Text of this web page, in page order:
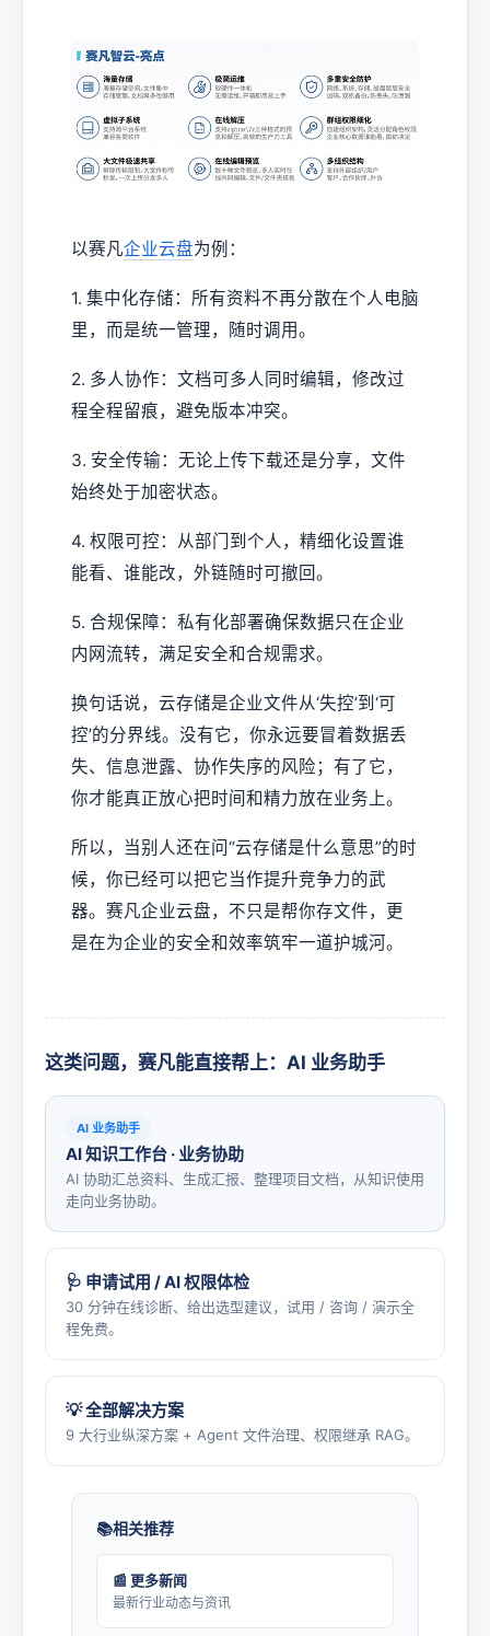
以赛凡企业云盘为例：
1. 集中化存储：所有资料不再分散在个人电脑
里，而是统一管理，随时调用。
2. 多人协作：文档可多人同时编辑，修改过
程全程留痕，避免版本冲突。
3. 安全传输：无论上传下载还是分享，文件
始终处于加密状态。
4. 权限可控：从部门到个人，精细化设置谁
能看、谁能改，外链随时可撤回。
5. 合规保障：私有化部署确保数据只在企业
内网流转，满足安全和合规需求。
换句话说，云存储是企业文件从‘失控’到‘可
控’的分界线。没有它，你永远要冒着数据丢
失、信息泄露、协作失序的风险；有了它，
你才能真正放心把时间和精力放在业务上。
所以，当别人还在问“云存储是什么意思”的时
候，你已经可以把它当作提升竞争力的武
器。赛凡企业云盘，不只是帮你存文件，更
是在为企业的安全和效率筑牢一道护城河。
这类问题，赛凡能直接帮上：AI 业务助手
AI 业务助手
AI 知识工作台 · 业务协助
AI 协助汇总资料、生成汇报、整理项目文档，从知识使用
走向业务协助。
🩺 申请试用 / AI 权限体检
30 分钟在线诊断、给出选型建议，试用 / 咨询 / 演示全
程免费。
💡 全部解决方案
9 大行业纵深方案 + Agent 文件治理、权限继承 RAG。
相关推荐
📰 更多新闻
最新行业动态与资讯